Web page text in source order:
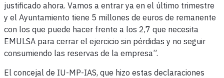
justificado ahora. Vamos a entrar ya en el último trimestre
y el Ayuntamiento tiene 5 millones de euros de remanente
con los que puede hacer frente a los 2,7 que necesita
EMULSA para cerrar el ejercicio sin pérdidas y no seguir
consumiendo las reservas de la empresa”.
El concejal de IU-MP-IAS, que hizo estas declaraciones